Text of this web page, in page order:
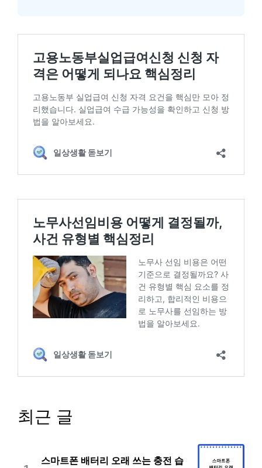
최근 글
스마트폰 배터리 오래 쓰는 충전 습